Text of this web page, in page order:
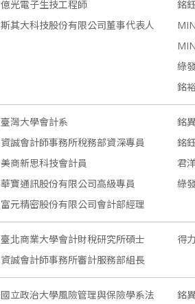
億光電子生技工程師
斯其大科技股份有限公司董事代表人
銘
綠
銘
臺灣大學會計系
資誠會計師事務所稅務部資深專員
美商新思科技會計員
華寶通訊股份有限公司高級專員
富元精密股份有限公司會計部經理
銘
銘
君
綠
臺北商業大學會計財稅研究所碩士
資誠會計師事務所審計服務部組長
得
國立政治大學風險管理與保險學系法
銘